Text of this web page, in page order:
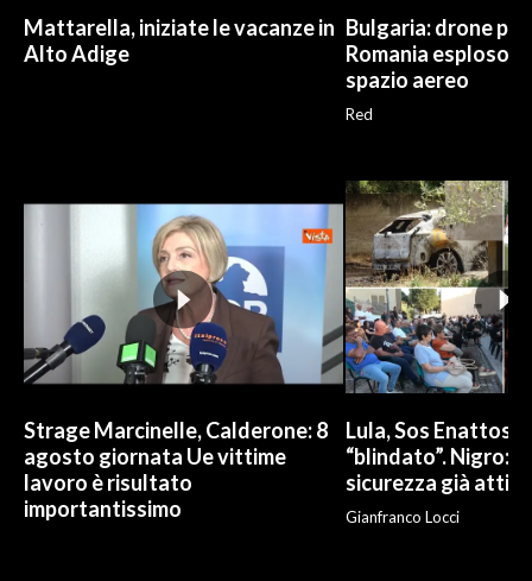
Mattarella, iniziate le vacanze in
Alto Adige
Bulgaria: drone
Romania esploso
spazio aereo
Red
Strage Marcinelle, Calderone: 8
agosto giornata Ue vittime
lavoro è risultato
importantissimo
Lula, Sos Enattos
“blindato”. Nigro:
sicurezza già
Gianfranco Locci